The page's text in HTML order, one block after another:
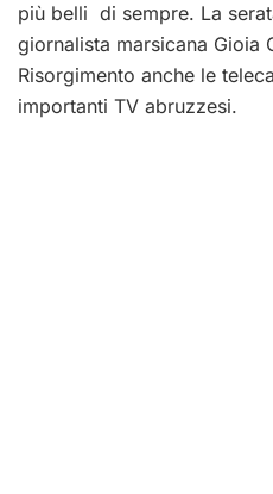
più belli di sempre. La
giornalista marsicana Gioia
Risorgimento anche le
importanti TV abruzzesi.